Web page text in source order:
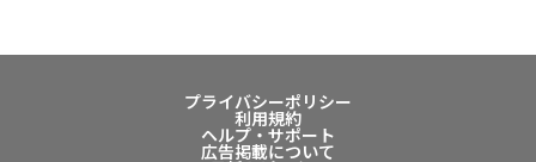
プライバシーポリシー
利用規約
ヘルプ・サポート
広告掲載について